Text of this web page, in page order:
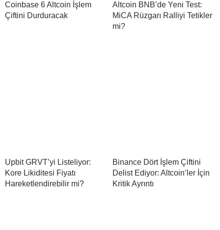
Coinbase 6 Altcoin İşlem
Çiftini Durduracak
Altcoin BNB’de Yeni Test:
MiCA Rüzgarı Ralliyi Tetikler
mi?
Upbit GRVT’yi Listeliyor:
Kore Likiditesi Fiyatı
Hareketlendirebilir mi?
Binance Dört İşlem Çiftini
Delist Ediyor: Altcoin’ler İçin
Kritik Ayrıntı